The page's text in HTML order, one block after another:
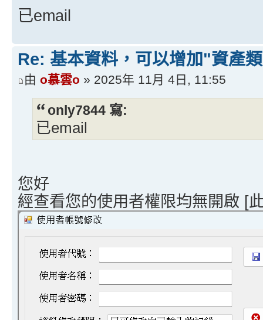
已email
Re: 基本資料，可以增加"資產
由 o慕雲o » 2025年 11月 4日, 11:55
only7844 寫:
已email
您好
經查看您的使用者權限均無開啟 [